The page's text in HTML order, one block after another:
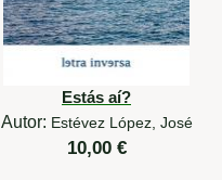
Estás aí?
Autor: Estévez López, José
10,00 €